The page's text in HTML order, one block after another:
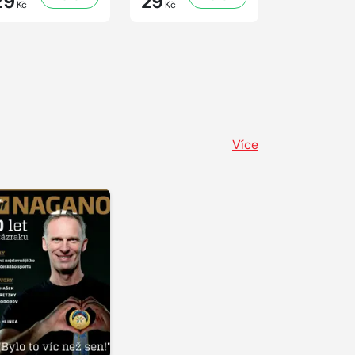
Kč Kč
Více